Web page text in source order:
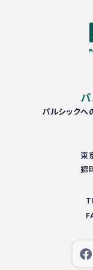
パルシックへ
東
錦